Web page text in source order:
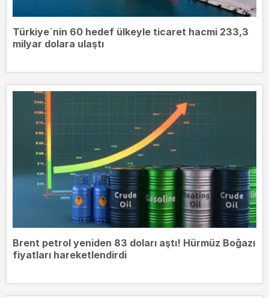
Türkiye`nin 60 hedef ülkeyle ticaret hacmi 233,3
milyar dolara ulaştı
Brent petrol yeniden 83 doları aştı! Hürmüz Boğazı
fiyatları hareketlendirdi